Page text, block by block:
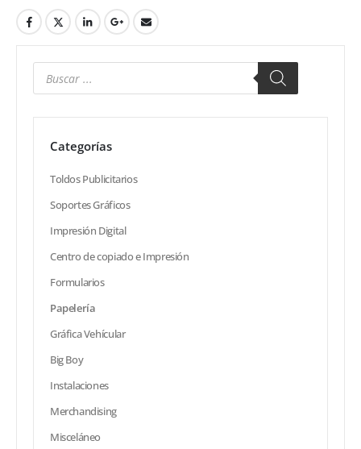
Categorías
Toldos Publicitarios
Soportes Gráficos
Impresión Digital
Centro de copiado e Impresión
Formularios
Papelería
Gráfica Vehícular
Big Boy
Instalaciones
Merchandising
Misceláneo